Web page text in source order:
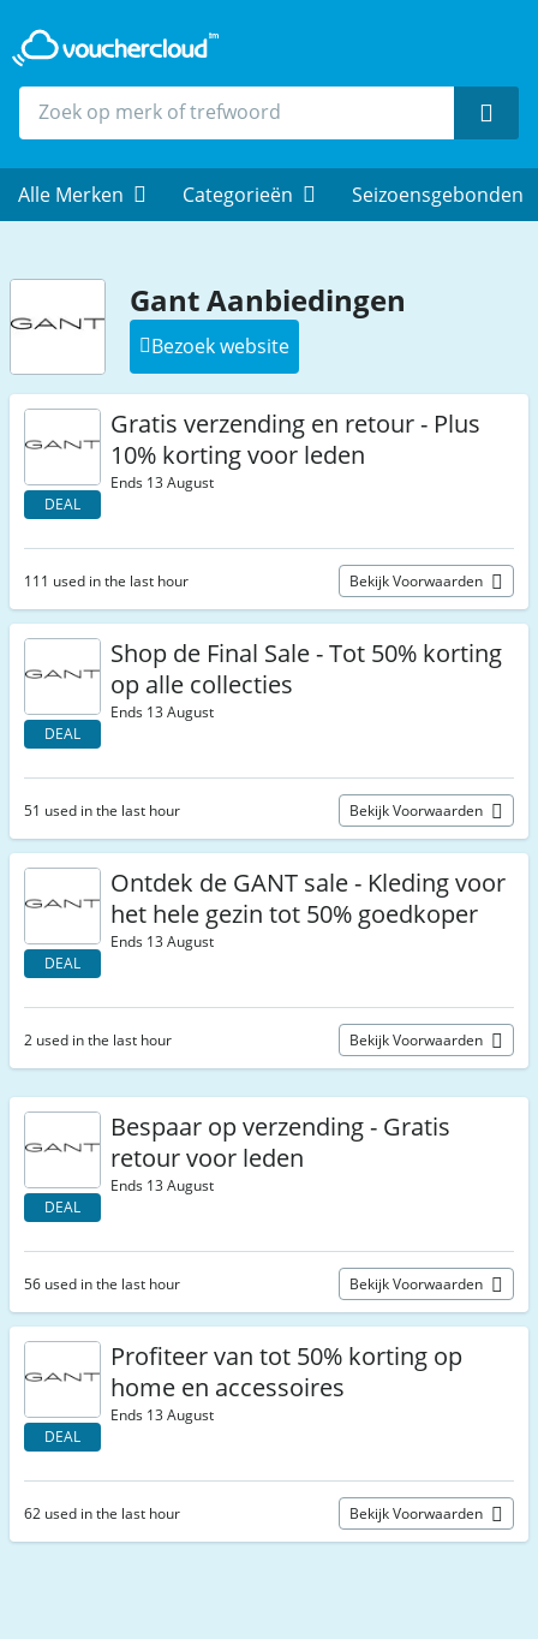
Alle Merken Categorieën Seizoensgebonden
Gant Aanbiedingen
Bezoek website
DEAL
Gratis verzending en retour - Plus
10% korting voor leden
Ends 13 August
111 used in the last hour Bekijk Voorwaarden
DEAL
Shop de Final Sale - Tot 50% korting
op alle collecties
Ends 13 August
51 used in the last hour Bekijk Voorwaarden
DEAL
Ontdek de GANT sale - Kleding voor
het hele gezin tot 50% goedkoper
Ends 13 August
2 used in the last hour Bekijk Voorwaarden
DEAL
Bespaar op verzending - Gratis
retour voor leden
Ends 13 August
56 used in the last hour Bekijk Voorwaarden
DEAL
Profiteer van tot 50% korting op
home en accessoires
Ends 13 August
62 used in the last hour Bekijk Voorwaarden